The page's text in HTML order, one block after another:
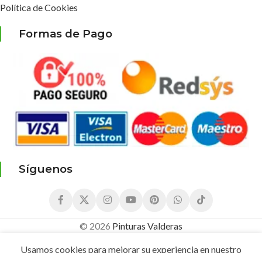
Política de Cookies
Formas de Pago
Síguenos
© 2026 Pinturas Valderas
Usamos cookies para mejorar su experiencia en nuestro
Espuma
8,05€